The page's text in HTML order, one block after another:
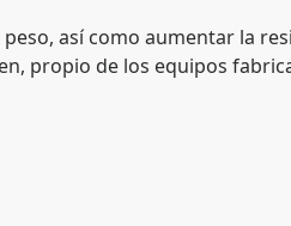
así como aumentar la
propio de los equipos